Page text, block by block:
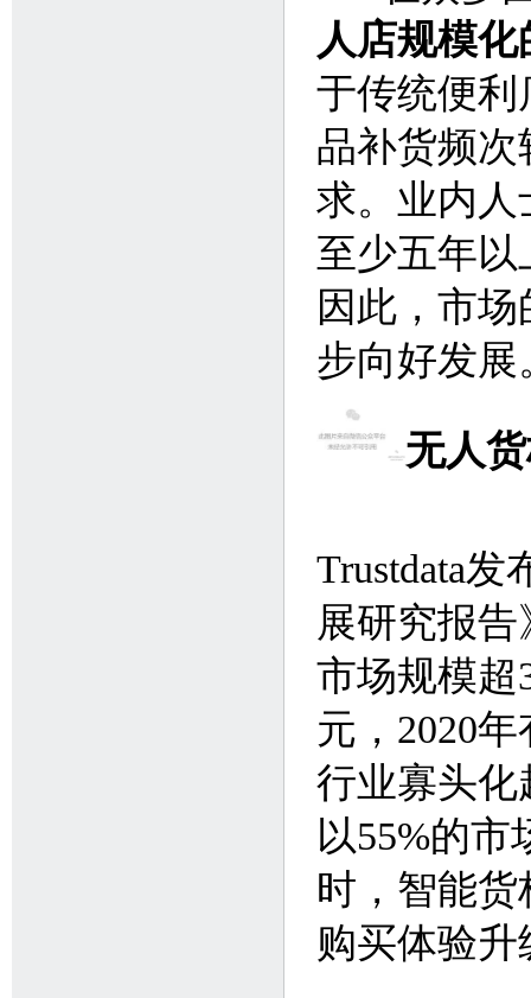
人店规模
于传统便利
品补货频
求。业内人
至少五年
因此，市
步向好发展
无人
Trustdata
展研究报
市场规模超
元，2020
行业寡头化
以55%的
时，智能货
购买体验